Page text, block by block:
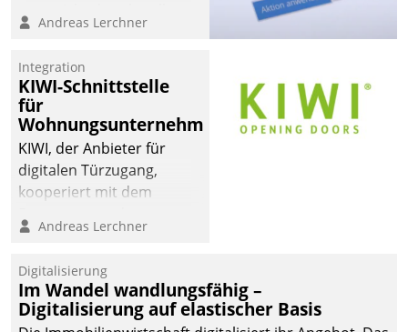
Cockpit für mobile
Datatrain. Die meravis
Wohnungsbau- und
Immobilien GmbH hat
sich dabei für den Betrieb
der Lösung über die SAP
Cloud Platform
Unternehmen am
Andreas Lerchner
Integration
KIWI-Schnittstelle
für
Wohnungsunternehmen
KIWI, der Anbieter für
digitalen Türzugang,
kooperiert mit dem
Softwareentwicklungshaus
Andreas Lerchner
Digitalisierung
Im Wandel wandlungsfähig –
Digitalisierung auf elastischer Basis